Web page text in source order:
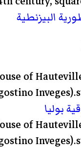
البيزنطية
بوليا